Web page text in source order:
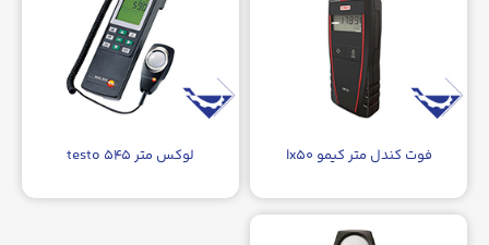
فوت کندل متر کیمو lx۵۰ لوکس متر testo ۵۴۵